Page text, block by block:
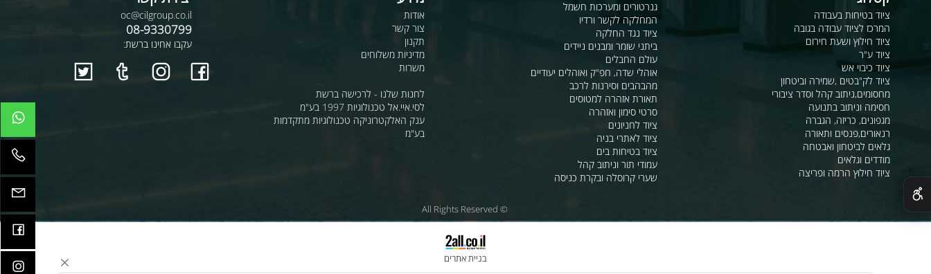
ציוד בטיחות בעבודה
המרכז לציוד עבודה בגובה
ציוד חילוץ ושעת חירום
ציוד כיבוי אש
ציוד לק"בטים ,שמירה וביטחון
מחסומים,ניתוב קהל וסדר ציבורי
חסימה וניתוב בתנועה
מגפונים, כריזה, הגברה
רנאורים,פנסים ותאורה
גלאים לביטחון ואבטחה
מודדים וגלאים
מראות פנורמיות וכדוריות
גנרטורים ומערכות חשמל
המחלקה לקשר ורדיו
ציוד נגד החלקה
ביתני שומר ומבנים ניידים
עולם החבלים
אוהלי שדה, חפ"ק ואוהלים יעודיים
מהבהבים וסירנות לרכב
תאורת אזהרה למטוסים
סרטי סימון ואזהרה
ציוד לחניונים
עמודי תור וניתוב קהל
מידע
אודות
תקנון
מדיניות משלוחים
משרות
יצירת קשר
oc@cilgroup.co.il
08-9330799
© All Rights Reserved